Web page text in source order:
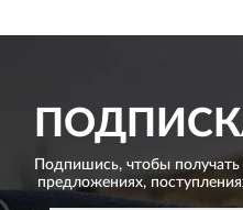
Подпишись, чтобы
предложениях,